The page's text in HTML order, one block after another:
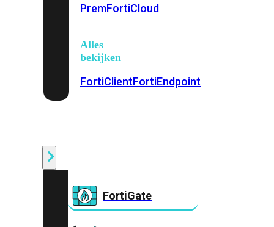
PremFortiCloud
Alles
bekijken
FortiClientFortiEndpoint
FortiGate